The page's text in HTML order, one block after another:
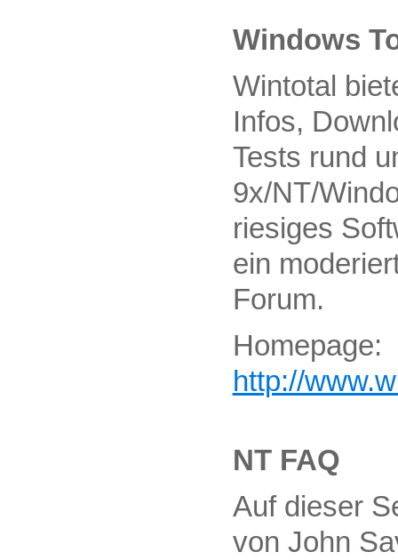
Windows
Wintotal
Infos,
Tests rund
9x/NT/
riesiges
ein
Forum.
Homepage:
http://
NT FAQ
Auf dieser
von John